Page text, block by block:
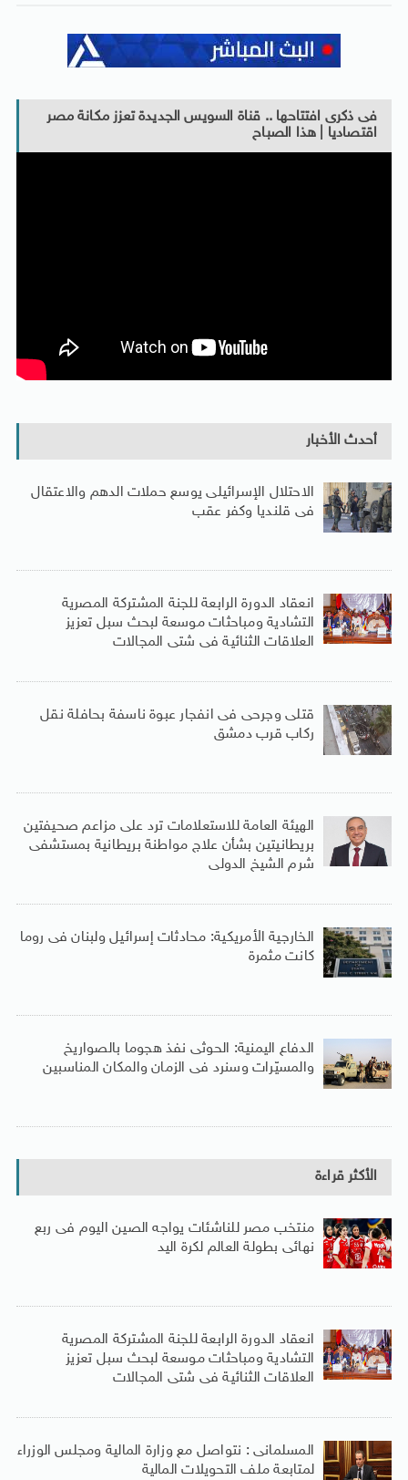
فى ذكرى افتتاحها .. قناة السويس الجديدة تعزز مكانة مصر
اقتصاديا | هذا الصباح
أحدث الأخبار
الاحتلال الإسرائيلى يوسع حملات الدهم والاعتقال
فى قلنديا وكفر عقب
انعقاد الدورة الرابعة للجنة المشتركة المصرية
التشادية ومباحثات موسعة لبحث سبل تعزيز
العلاقات الثنائية فى شتى المجالات
قتلى وجرحى فى انفجار عبوة ناسفة بحافلة نقل
ركاب قرب دمشق
الهيئة العامة للاستعلامات ترد على مزاعم صحيفتين
بريطانيتين بشأن علاج مواطنة بريطانية بمستشفى
شرم الشيخ الدولى
الخارجية الأمريكية: محادثات إسرائيل ولبنان فى روما
كانت مثمرة
الدفاع اليمنية: الحوثى نفذ هجوما بالصواريخ
والمسيّرات وسنرد فى الزمان والمكان المناسبين
الأكثر قراءة
منتخب مصر للناشئات يواجه الصين اليوم فى ربع
نهائى بطولة العالم لكرة اليد
انعقاد الدورة الرابعة للجنة المشتركة المصرية
التشادية ومباحثات موسعة لبحث سبل تعزيز
العلاقات الثنائية فى شتى المجالات
المسلمانى : نتواصل مع وزارة المالية ومجلس الوزراء
لمتابعة ملف التحويلات المالية